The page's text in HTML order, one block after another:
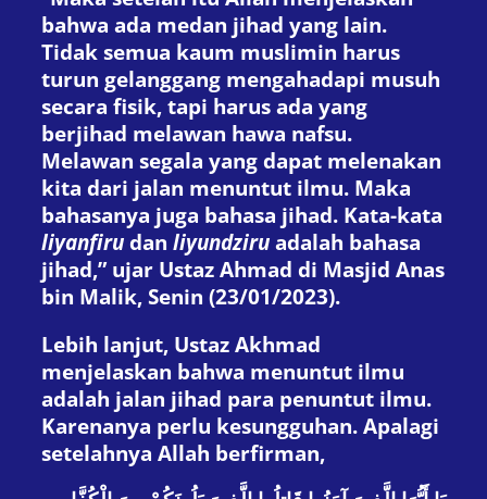
bahwa ada medan jihad yang lain.
Tidak semua kaum muslimin harus
turun gelanggang mengahadapi musuh
secara fisik, tapi harus ada yang
berjihad melawan hawa nafsu.
Melawan segala yang dapat melenakan
kita dari jalan menuntut ilmu. Maka
bahasanya juga bahasa jihad. Kata-kata
liyanfiru dan liyundziru adalah bahasa
jihad,” ujar Ustaz Ahmad di Masjid Anas
bin Malik, Senin (23/01/2023).
Lebih lanjut, Ustaz Akhmad
menjelaskan bahwa menuntut ilmu
adalah jalan jihad para penuntut ilmu.
Karenanya perlu kesungguhan. Apalagi
setelahnya Allah berfirman,